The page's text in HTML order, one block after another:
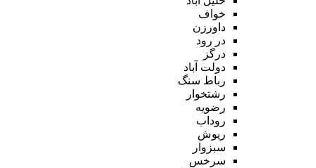
خواف
داورزن
در رود
درگز
دولت آباد
رباط سنگ
رشتخوار
رضویه
روداب
ریوش
سبزوار
سرخس